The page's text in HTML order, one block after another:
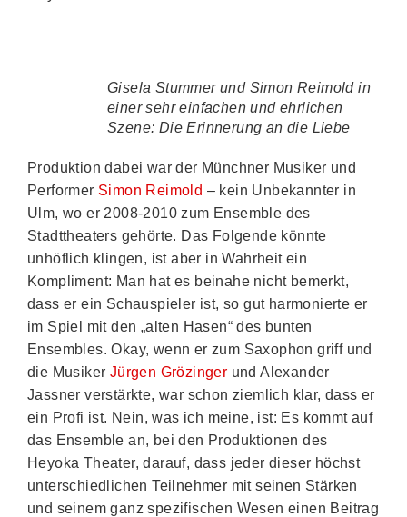
Gisela Stummer und Simon Reimold in
einer sehr einfachen und ehrlichen
Szene: Die Erinnerung an die Liebe
Produktion dabei war der Münchner Musiker und
Performer Simon Reimold – kein Unbekannter in
Ulm, wo er 2008-2010 zum Ensemble des
Stadttheaters gehörte. Das Folgende könnte
unhöflich klingen, ist aber in Wahrheit ein
Kompliment: Man hat es beinahe nicht bemerkt,
dass er ein Schauspieler ist, so gut harmonierte er
im Spiel mit den „alten Hasen“ des bunten
Ensembles. Okay, wenn er zum Saxophon griff und
die Musiker Jürgen Grözinger und Alexander
Jassner verstärkte, war schon ziemlich klar, dass er
ein Profi ist. Nein, was ich meine, ist: Es kommt auf
das Ensemble an, bei den Produktionen des
Heyoka Theater, darauf, dass jeder dieser höchst
unterschiedlichen Teilnehmer mit seinen Stärken
und seinem ganz spezifischen Wesen einen Beitrag